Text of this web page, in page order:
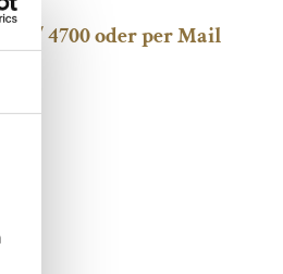
/ 4700oder per Mail